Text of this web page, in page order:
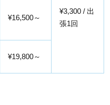
¥3,300 / 出
張1回
¥16,500～
¥19,800～